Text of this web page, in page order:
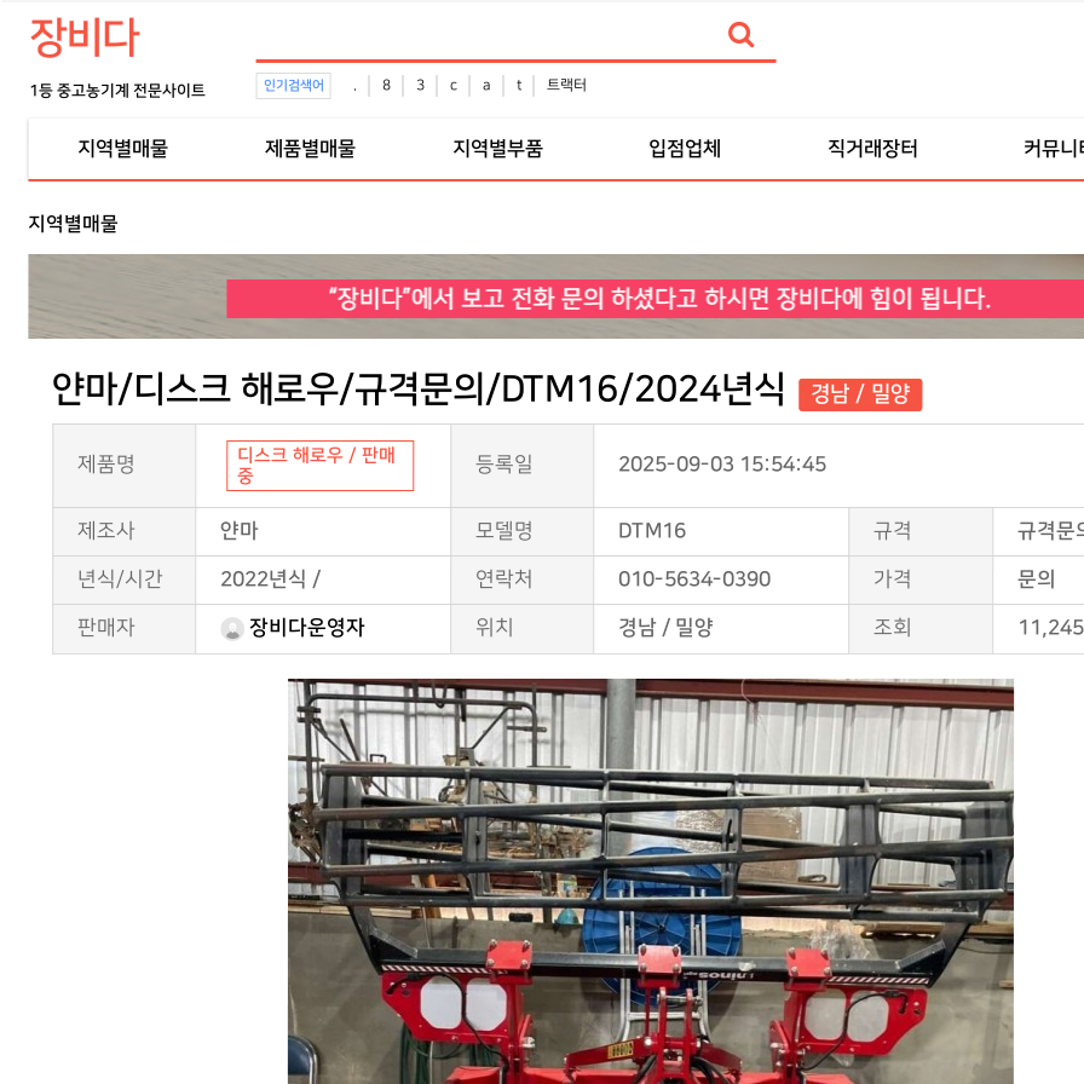
장비다
1등 중고농기계 전문사이트 인기검색어 . 8 3 c a t 트랙터
지역별매물 제품별매물 지역별부품 입점업체 직거래장터 커뮤니
지역별매물
얀마/디스크 해로우/규격문의/DTM16/2024년식 경남 / 밀양
제품명
디스크 해로우 / 판매
중
등록일 2025-09-03 15:54:45
제조사 얀마 모델명 DTM16 규격 규격문
년식/시간 2022년식 / 연락처 010-5634-0390 가격 문의
판매자 장비다운영자 위치 경남 / 밀양 조회